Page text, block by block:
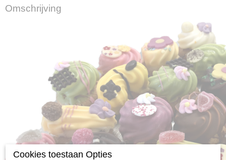
Omschrijving
Cookies toestaan Opties